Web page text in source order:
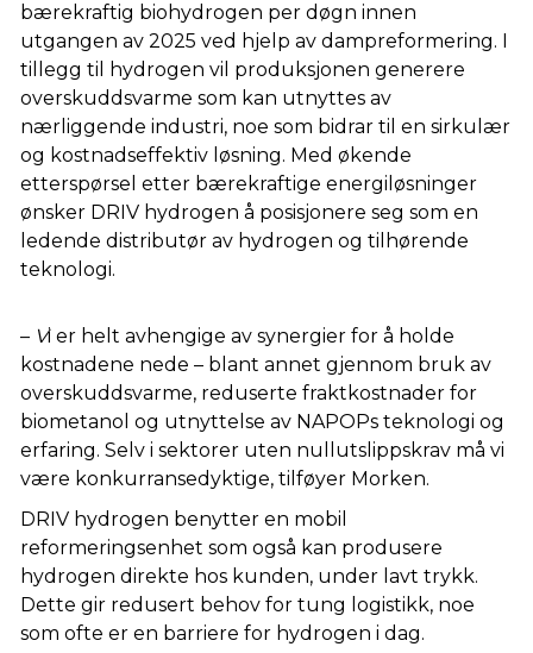
bærekraftig biohydrogen per døgn innen
utgangen av 2025 ved hjelp av dampreformering. I
tillegg til hydrogen vil produksjonen generere
overskuddsvarme som kan utnyttes av
nærliggende industri, noe som bidrar til en sirkulær
og kostnadseffektiv løsning. Med økende
etterspørsel etter bærekraftige energiløsninger
ønsker DRIV hydrogen å posisjonere seg som en
ledende distributør av hydrogen og tilhørende
teknologi.
– Vi er helt avhengige av synergier for å holde
kostnadene nede – blant annet gjennom bruk av
overskuddsvarme, reduserte fraktkostnader for
biometanol og utnyttelse av NAPOPs teknologi og
erfaring. Selv i sektorer uten nullutslippskrav må vi
være konkurransedyktige, tilføyer Morken.
DRIV hydrogen benytter en mobil
reformeringsenhet som også kan produsere
hydrogen direkte hos kunden, under lavt trykk.
Dette gir redusert behov for tung logistikk, noe
som ofte er en barriere for hydrogen i dag.